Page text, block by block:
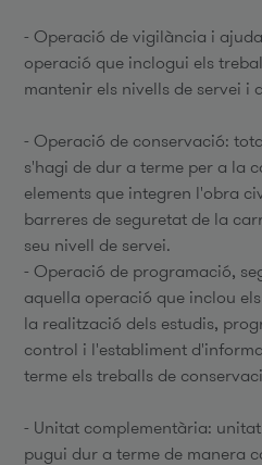
- Operació de vigilància i
operació que inclogui els
mantenir els nivells de servei i
- Operació de conservació:
s'hagi de dur a terme per a la
elements que integren l'obra
barreres de seguretat de la
seu nivell de servei.
- Operació de programació,
aquella operació que inclou
la realització dels estudis,
control i l'establiment
terme els treballs de
- Unitat complementària:
pugui dur a terme de manera